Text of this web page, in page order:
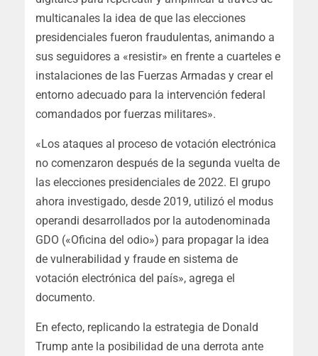
multicanales la idea de que las elecciones
presidenciales fueron fraudulentas, animando a
sus seguidores a «resistir» en frente a cuarteles e
instalaciones de las Fuerzas Armadas y crear el
entorno adecuado para la intervención federal
comandados por fuerzas militares».
«Los ataques al proceso de votación electrónica
no comenzaron después de la segunda vuelta de
las elecciones presidenciales de 2022. El grupo
ahora investigado, desde 2019, utilizó el modus
operandi desarrollados por la autodenominada
GDO («Oficina del odio») para propagar la idea
de vulnerabilidad y fraude en sistema de
votación electrónica del país», agrega el
documento.
En efecto, replicando la estrategia de Donald
Trump ante la posibilidad de una derrota ante